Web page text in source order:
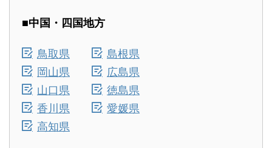
■中国・四国地方
鳥取県
島根県
岡山県
広島県
山口県
徳島県
香川県
愛媛県
高知県